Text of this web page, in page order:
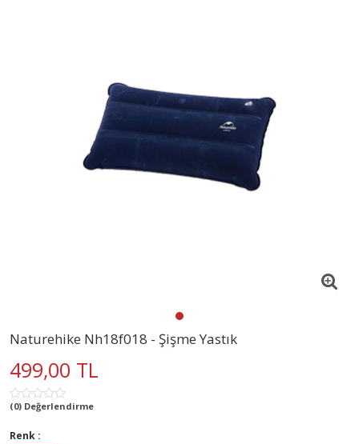
Naturehike Nh18f018 - Şişme Yastık
499,00 TL
(0) Değerlendirme
Renk :